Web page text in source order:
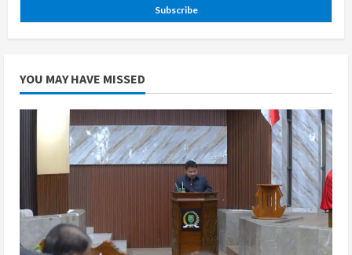
Subscribe
YOU MAY HAVE MISSED